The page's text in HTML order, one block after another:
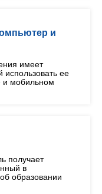
и
имеет
ее
и мобильном
получает
в
образовании